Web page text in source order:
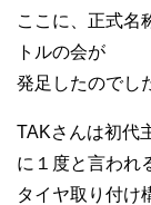
ここに、正式名
トルの会が
発足したのでし
TAKさんは初代
に１度と言われ
タイヤ取り付け